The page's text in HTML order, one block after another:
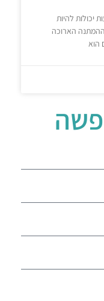
להיות
הארוכה